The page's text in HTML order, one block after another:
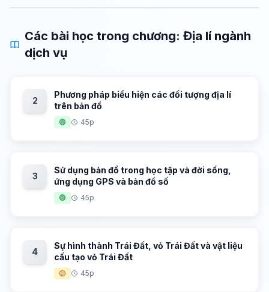
Các bài học trong chương: Địa lí ngành
dịch vụ
2
Phương pháp biểu hiện các đối tượng địa lí
trên bản đồ
🟢 45p
3
Sử dụng bản đồ trong học tập và đời sống,
ứng dụng GPS và bản đồ số
🟢 45p
4
Sự hình thành Trái Đất, vỏ Trái Đất và vật liệu
cấu tạo vỏ Trái Đất
🟡 45p